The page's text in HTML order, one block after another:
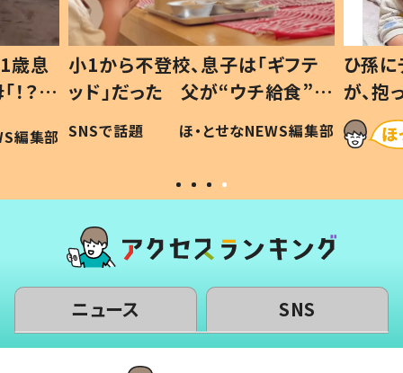
歳息
？」
編集部
小1から不登校、息子は「ギフテ
ッド」だった 父が“ウチ給食”を
作り続ける理由とは #令和の親
#令和の子
SNSで話題 ほ・とせなNEWS編集部
ひ孫
が、
「涙が
い」
ニュース SNS